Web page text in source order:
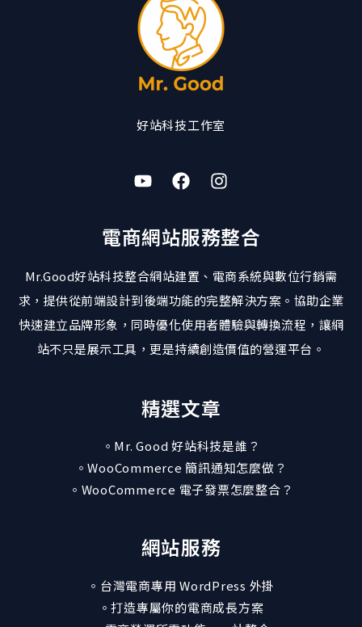
好站科技工作室
電商網站服務整合
Mr.Good好站科技整合網站建置、電商系統與數位行銷需
求，提供從前端設計到後端功能的完整解決方案。協助企業
快速建立品牌形象，同時優化使用者體驗與轉換流程，讓網
站不只是展示工具，更是持續創造價值的營運平台。
精選文章
。Mr. Good 好站科技是誰？
。WooCommerce 簡訊通知怎麼做？
。WooCommerce 電子發票怎麼整合？
網站服務
。台灣電商專用 WordPress 外掛
。打造專屬你的電商成長方案